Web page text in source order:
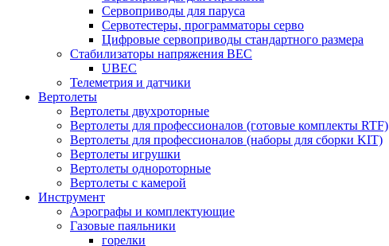
Сервоприводы для паруса
Сервотестеры, программаторы серво
Цифровые сервоприводы стандартного размера
Стабилизаторы напряжения BEC
UBEC
Телеметрия и датчики
Вертолеты
Вертолеты двухроторные
Вертолеты для профессионалов (готовые комплекты RTF)
Вертолеты для профессионалов (наборы для сборки KIT)
Вертолеты игрушки
Вертолеты однороторные
Вертолеты с камерой
Инструмент
Аэрографы и комплектующие
Газовые паяльники
горелки